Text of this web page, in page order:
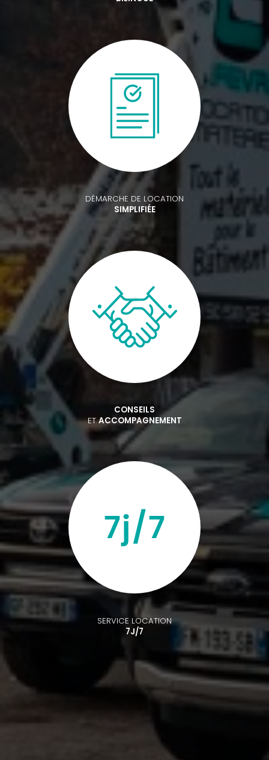
DÉMARCHE DE LOCATION
SIMPLIFIÉE
CONSEILS
ETACCOMPAGNEMENT
SERVICE LOCATION
7J/7